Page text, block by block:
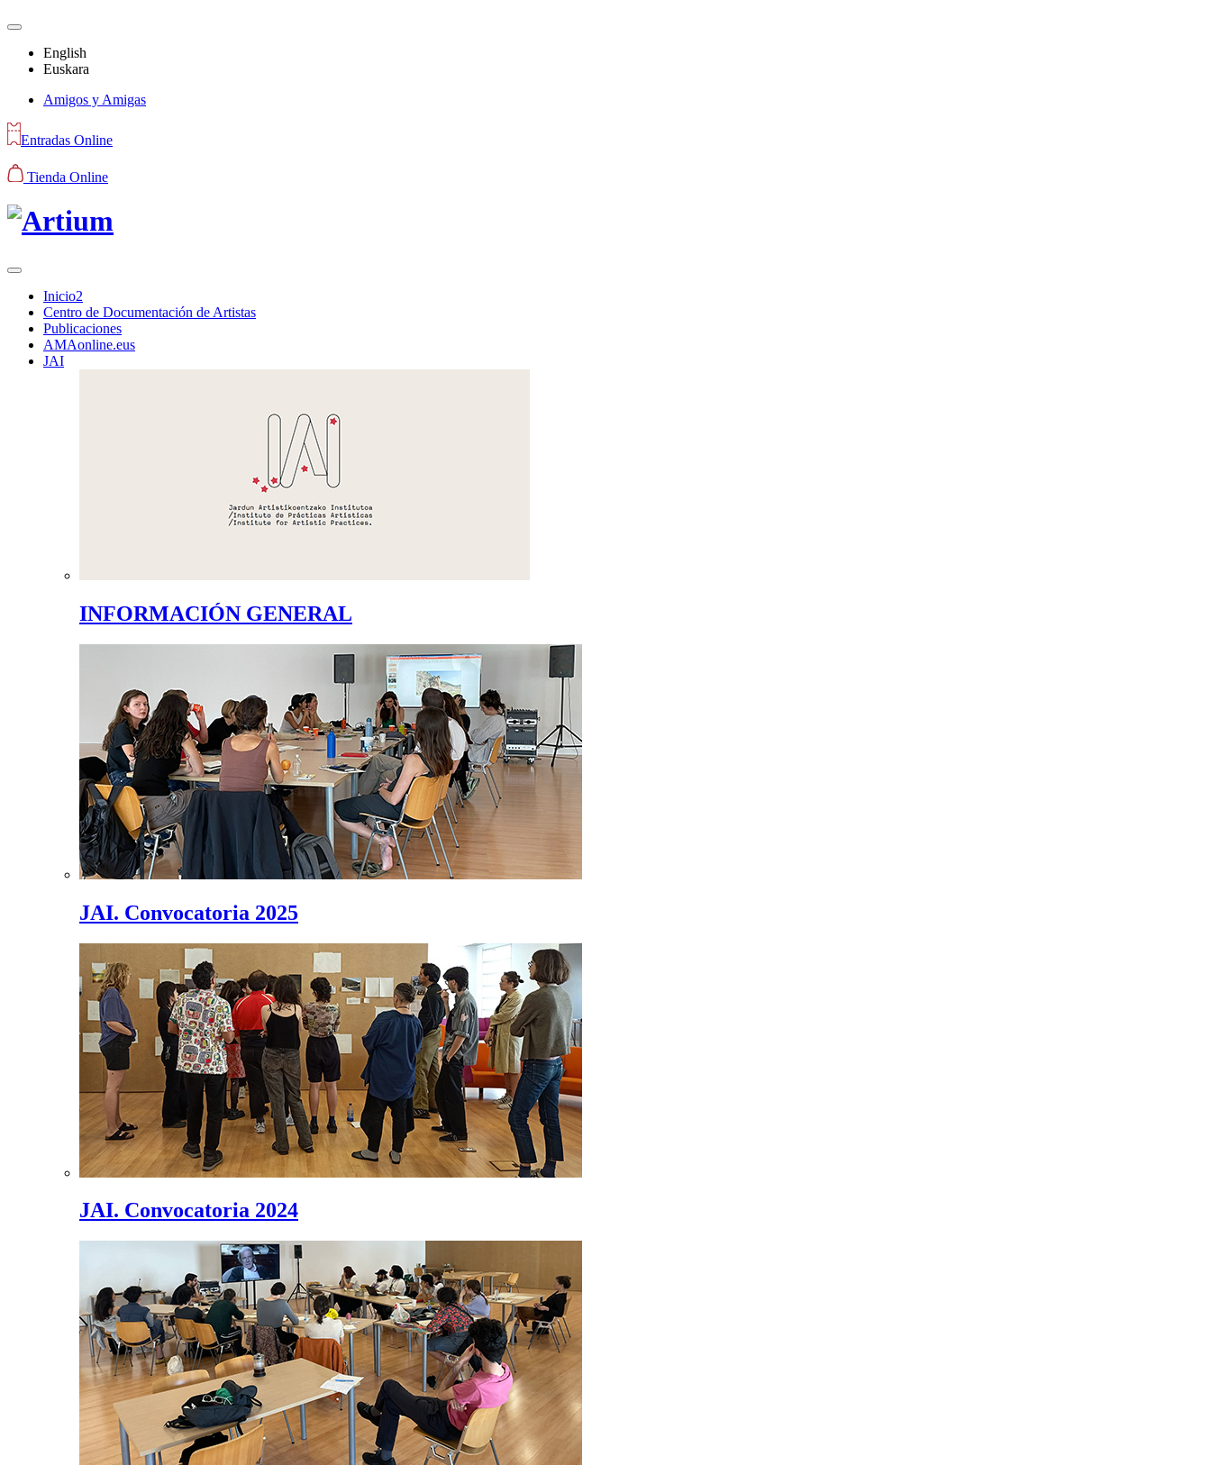
English
Euskara
Amigos y Amigas
Entradas Online
Tienda Online
Inicio2
Centro de Documentación de Artistas
Publicaciones
AMAonline.eus
JAI
INFORMACIÓN GENERAL
JAI. Convocatoria 2025
JAI. Convocatoria 2024